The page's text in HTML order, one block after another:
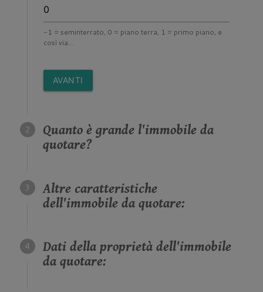
-1 = seminterrato, 0 = piano terra, 1 = primo piano, e
così via...
AVANTI
Quanto è grande l'immobile da
quotare?
Altre caratteristiche
dell'immobile da quotare:
Dati della proprietà dell'immobile
da quotare: